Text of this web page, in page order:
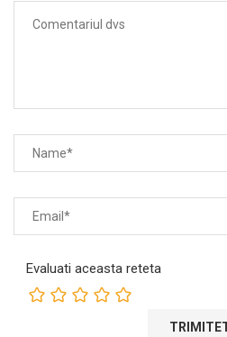
Evaluati aceasta reteta